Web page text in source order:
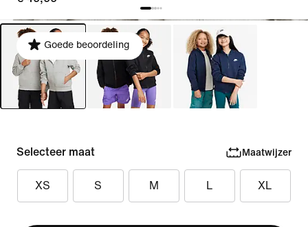
Goede beoordeling
Selecteer maat Maatwijzer
XS S M L XL